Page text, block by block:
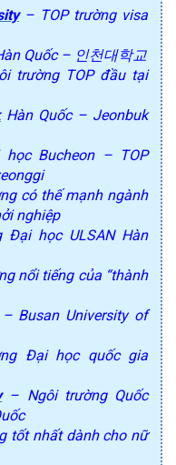
– TOP trường visa
Quốc – 인천대학교
trường TOP đầu tại
Hàn Quốc – Jeonbuk
Bucheon – TOP
có thế mạnh ngành
nghiệp
học ULSAN Hàn
nổi tiếng của “thành
Busan University of
Đại học quốc gia
– Ngôi trường Quốc
tốt nhất dành cho nữ